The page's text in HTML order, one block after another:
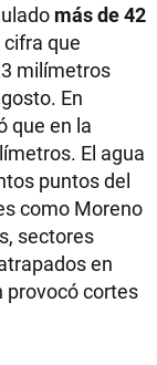
más de 42
que
milímetros
En
que en la
El agua
puntos del
como Moreno
sectores
en
provocó cortes